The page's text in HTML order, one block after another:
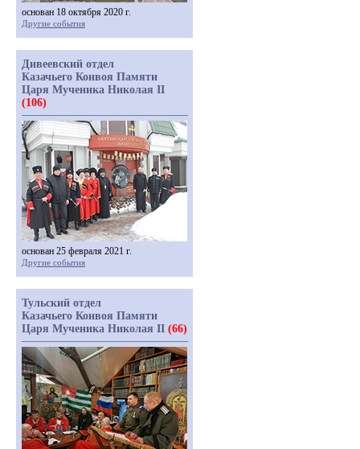
основан 18 октября 2020 г.
Другие события
Дивеевский отдел
Казачьего Конвоя Памяти
Царя Мученика Николая II
(106)
основан 25 февраля 2021 г.
Другие события
Тульский отдел
Казачьего Конвоя Памяти
Царя Мученика Николая II (66)